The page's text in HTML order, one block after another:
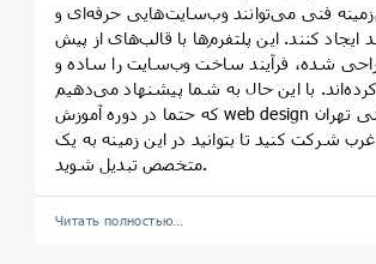
فنی می‌توانند وب‌سایت‌هایی حرفه‌ای و
ایجاد کنند. این پلتفرم‌ها با قالب‌های از پیش
شده، فرآیند ساخت وب‌سایت را ساده و
با این حال به شما پیشنهاد می‌دهیم
که حتما در دوره آموزش web design مجتمع فنی تهران
شرکت کنید تا بتوانید در این زمینه به یک
متخصص تبدیل شوید.
Читать полностью…